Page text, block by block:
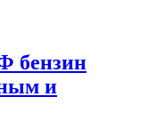
бензин
и